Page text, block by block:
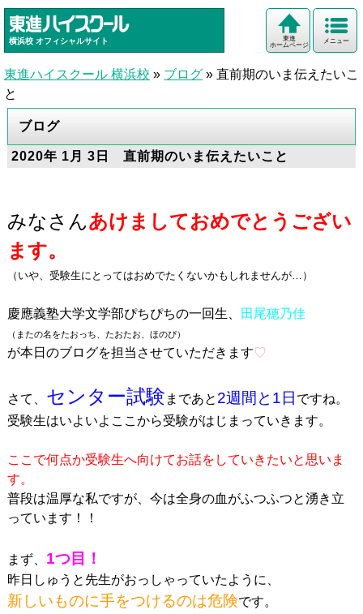
横浜校 オフィシャルサイト メニュー
東進
ホームページ
東進ハイスクール 横浜校 » ブログ » 直前期のいま伝えたいこ
と
ブログ
2020年 1月 3日 直前期のいま伝えたいこと
みなさんあけましておめでとうござい
ます。
（いや、受験生にとってはおめでたくないかもしれませんが…）
慶應義塾大学文学部ぴちぴちの一回生、 田尾穂乃佳
（またの名をたおっち、たおたお、ほのぴ）
が本日のブログを担当させていただきます♡
さて、 センター試験 まであと 2週間と1日 ですね。
受験生はいよいよここから受験がはじまっていきます。
ここで何点か受験生へ向けてお話をしていきたいと思いま
す。
普段は温厚な私ですが、今は全身の血がふつふつと湧き立
っています！！
まず、 1つ目！
昨日しゅうと先生がおっしゃっていたように、
新しいものに手をつけるのは危険です。